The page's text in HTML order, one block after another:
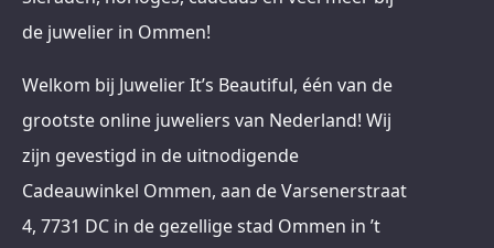
de juwelier in Ommen!
Welkom bij Juwelier It’s Beautiful, één van de
grootste online juweliers van Nederland! Wij
zijn gevestigd in de uitnodigende
Cadeauwinkel Ommen, aan de Varsenerstraat
4, 7731 DC in de gezellige stad Ommen in ’t